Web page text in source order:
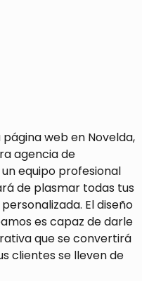
web en Novelda,
agencia de
equipo profesional
de plasmar todas tus
El diseño
es capaz de darle
que se convertirá
clientes se lleven de